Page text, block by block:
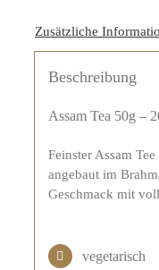
Zusätzliche
Beschreibung
Assam Tea 50g –
Feinster Assam
angebaut im
Geschmack mit
vegetarisch